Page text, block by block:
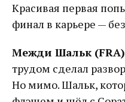
Красивая первая
финал в карьере —
Межди Шальк (FRA)
трудом сделал
Но мимо. Шальк,